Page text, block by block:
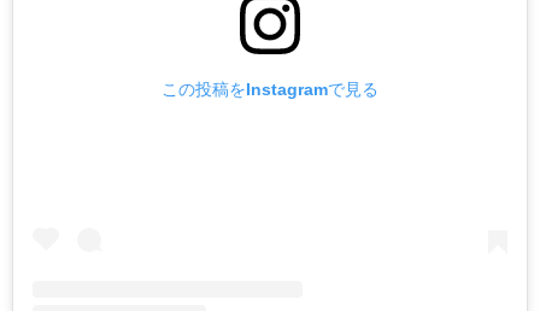
この投稿をInstagramで見る